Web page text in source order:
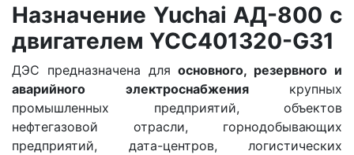
Назначение Yuchai АД-800 с
двигателем YCC401320-G31
ДЭС предназначена дляосновного, резервного и
аварийного электроснабжениякрупных
промышленных предприятий, объектов
нефтегазовой отрасли, горнодобывающих
предприятий, дата-центров, логистических